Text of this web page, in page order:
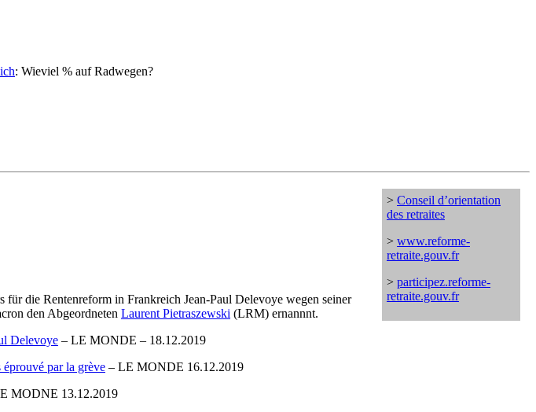
: Wieviel % auf Radwegen?
> Conseil d’orientation
des retraites
> www.reforme-
retraite.gouv.fr
> participez.reforme-
retraite.gouv.fr
die Rentenreform in Frankreich Jean-Paul Delevoye wegen seiner
den Abgeordneten Laurent Pietraszewski (LRM) ernannnt.
Delevoye – LE MONDE – 18.12.2019
éprouvé par la grève – LE MONDE 16.12.2019
MODNE 13.12.2019